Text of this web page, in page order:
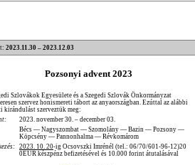
2023.11.30 – 2023.12.03
Pozsonyi advent 2023
Szlovákok Egyesülete és a Szegedi Szlovák Önkormányzat
szervez honismereti tábort az anyaországban. Ezúttal az alábbi
kirándulást szerveztük meg:
2023. november 30. – december 03.
Bécs — Nagyszombat — Szomolány — Bazin — Pozsony —
Köpcsény — Pannonhalma — Révkomárom
2023. 10. 20-ig Ocsovszki Imrénél (tel.: 06/70/601-96-12)20
0EUR készpénz befizetésével és 10.000 forint átutalásával